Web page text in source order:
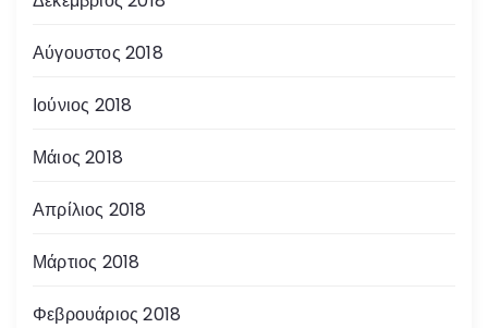
Αύγουστος 2018
Ιούνιος 2018
Μάιος 2018
Απρίλιος 2018
Μάρτιος 2018
Φεβρουάριος 2018